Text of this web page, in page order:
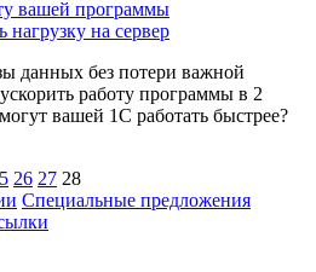
вашей программы
на сервер
данных без потери важной
работу программы в 2
вашей 1С работать быстрее?
26 27 28
Специальные предложения